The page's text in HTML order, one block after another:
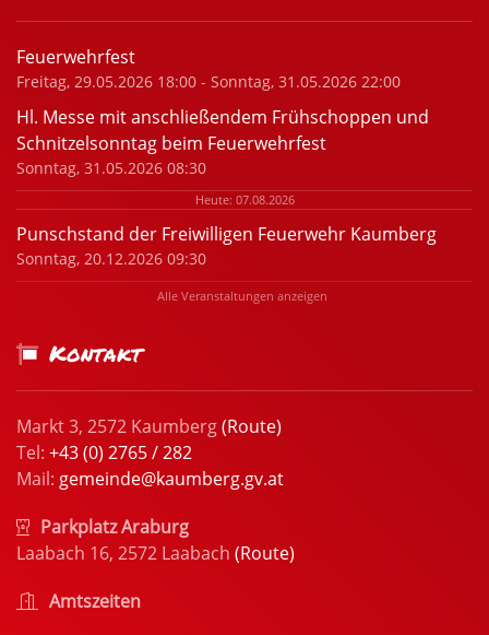
Feuerwehrfest
Freitag, 29.05.2026 18:00 - Sonntag, 31.05.2026 22:00
Hl. Messe mit anschließendem Frühschoppen und
Schnitzelsonntag beim Feuerwehrfest
Sonntag, 31.05.2026 08:30
Heute: 07.08.2026
Punschstand der Freiwilligen Feuerwehr Kaumberg
Sonntag, 20.12.2026 09:30
Alle Veranstaltungen anzeigen
Kontakt
Markt 3, 2572 Kaumberg(Route)
Tel: +43 (0) 2765 / 282
Mail: gemeinde@kaumberg.gv.at
Parkplatz Araburg
Laabach 16, 2572 Laabach (Route)
Amtszeiten